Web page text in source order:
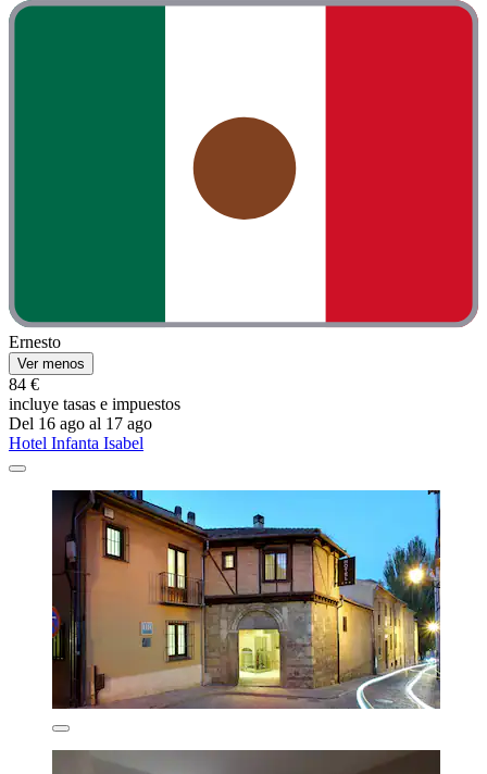
Ernesto
Ver menos
84 €
incluye tasas e impuestos
Del 16 ago al 17 ago
Hotel Infanta Isabel